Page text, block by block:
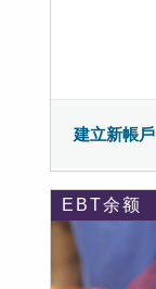
建立新帳戶
EBT余额